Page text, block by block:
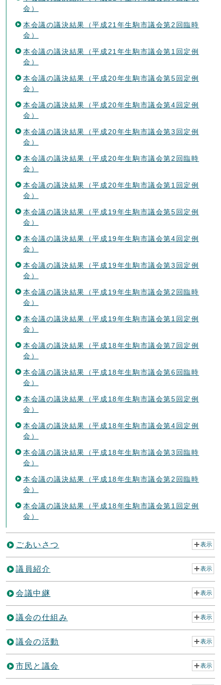
会）
本会議の議決結果（平成21年生駒市議会第2回臨時
会）
本会議の議決結果（平成21年生駒市議会第1回定例
会）
本会議の議決結果（平成20年生駒市議会第5回定例
会）
本会議の議決結果（平成20年生駒市議会第4回定例
会）
本会議の議決結果（平成20年生駒市議会第3回定例
会）
本会議の議決結果（平成20年生駒市議会第2回臨時
会）
本会議の議決結果（平成20年生駒市議会第1回定例
会）
本会議の議決結果（平成19年生駒市議会第5回定例
会）
本会議の議決結果（平成19年生駒市議会第4回定例
会）
本会議の議決結果（平成19年生駒市議会第3回定例
会）
本会議の議決結果（平成19年生駒市議会第2回臨時
会）
本会議の議決結果（平成19年生駒市議会第1回定例
会）
本会議の議決結果（平成18年生駒市議会第7回定例
会）
本会議の議決結果（平成18年生駒市議会第6回臨時
会）
本会議の議決結果（平成18年生駒市議会第5回定例
会）
本会議の議決結果（平成18年生駒市議会第4回定例
会）
本会議の議決結果（平成18年生駒市議会第3回臨時
会）
本会議の議決結果（平成18年生駒市議会第2回臨時
会）
本会議の議決結果（平成18年生駒市議会第1回定例
会）
ごあいさつ 表示
議員紹介 表示
会議中継 表示
議会の仕組み 表示
議会の活動 表示
市民と議会 表示